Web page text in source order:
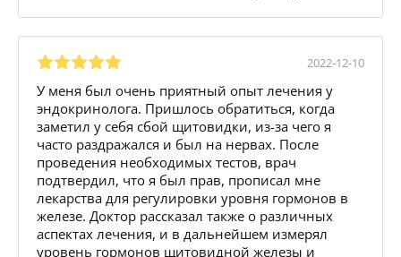
2022-12-10
У меня был очень приятный опыт лечения у
эндокринолога. Пришлось обратиться, когда
заметил у себя сбой щитовидки, из-за чего я
часто раздражался и был на нервах. После
проведения необходимых тестов, врач
подтвердил, что я был прав, прописал мне
лекарства для регулировки уровня гормонов в
железе. Доктор рассказал также о различных
аспектах лечения, и в дальнейшем измерял
уровень гормонов щитовидной железы и